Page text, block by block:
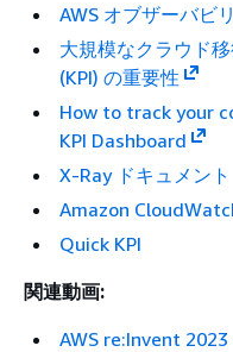
AWS オブザーバビ
大規模なクラウド
(KPI) の重要性
How to track your
KPI Dashboard
X-Ray ドキュメント
Amazon
Quick KPI
関連動画:
AWS re:Invent